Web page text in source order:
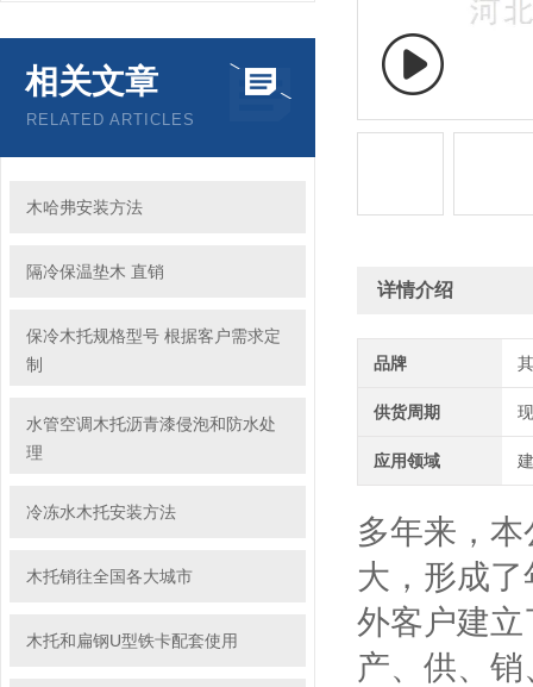
相关文章
RELATED ARTICLES
木哈弗安装方法
隔冷保温垫木 直销
保冷木托规格型号 根据客户需求定
制
水管空调木托沥青漆侵泡和防水处
理
冷冻水木托安装方法
木托销往全国各大城市
木托和扁钢U型铁卡配套使用
详情介绍
品牌
供货周期
应用领域
多年来，
大，形成
外客户建
产、供、